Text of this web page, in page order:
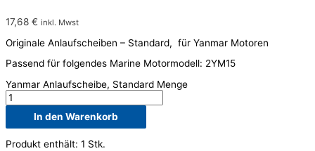
17,68 € inkl. Mwst
Originale Anlaufscheiben – Standard, für Yanmar Motoren
Passend für folgendes Marine Motormodell: 2YM15
Yanmar Anlaufscheibe, Standard Menge
In den Warenkorb
Produkt enthält: 1 Stk.